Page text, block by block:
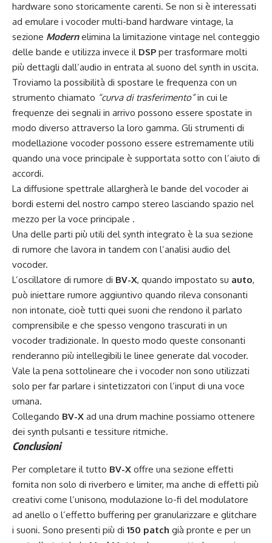
hardware sono storicamente carenti. Se non si è interessati
ad emulare i vocoder multi-band hardware vintage, la
sezione Modernelimina la limitazione vintage nel conteggio
delle bande e utilizza invece il DSP per trasformare molti
più dettagli dall’audio in entrata al suono del synth in uscita.
Troviamo la possibilità di spostare le frequenza con un
strumento chiamato “curva di trasferimento”in cui le
frequenze dei segnali in arrivo possono essere spostate in
modo diverso attraverso la loro gamma. Gli strumenti di
modellazione vocoder possono essere estremamente utili
quando una voce principale è supportata sotto con l’aiuto di
accordi.
La diffusione spettrale allargherà le bande del vocoder ai
bordi esterni del nostro campo stereo lasciando spazio nel
mezzo per la voce principale .
Una delle parti più utili del synth integrato è la sua sezione
di rumore che lavora in tandem con l’analisi audio del
vocoder.
L’oscillatore di rumore di BV-X, quando impostato su auto,
può iniettare rumore aggiuntivo quando rileva consonanti
non intonate, cioè tutti quei suoni che rendono il parlato
comprensibile e che spesso vengono trascurati in un
vocoder tradizionale. In questo modo queste consonanti
renderanno più intellegibili le linee generate dal vocoder.
Vale la pena sottolineare che i vocoder non sono utilizzati
solo per far parlare i sintetizzatori con l’input di una voce
umana.
Collegando BV-X ad una drum machine possiamo ottenere
dei synth pulsanti e tessiture ritmiche.
Conclusioni
Per completare il tutto BV-X offre una sezione effetti
fornita non solo di riverbero e limiter, ma anche di effetti più
creativi come l’unisono, modulazione lo-fi del modulatore
ad anello o l’effetto buffering per granularizzare e glitchare
i suoni. Sono presenti più di 150 patch già pronte e per un